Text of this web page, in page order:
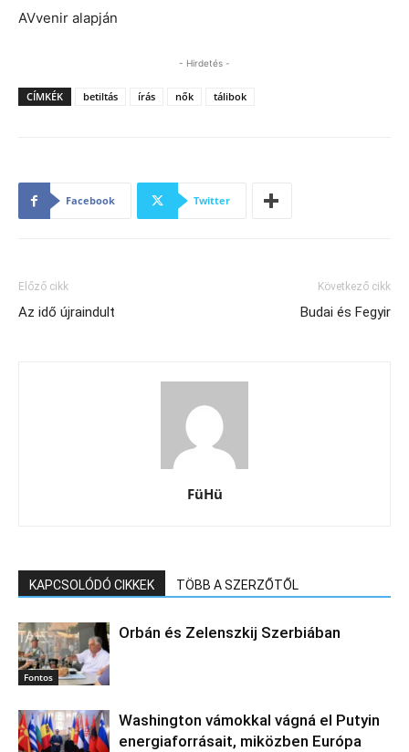
AVvenir alapján
- Hirdetés -
CÍMKÉK betiltás írás nők tálibok
Facebook Twitter
Előző cikk
Az idő újraindult
Következő cikk
Budai és Fegyir
FüHü
KAPCSOLÓDÓ CIKKEK TÖBB A SZERZŐTŐL
Fontos
Orbán és Zelenszkij Szerbiában
Washington vámokkal vágná el Putyin
energiaforrásait, miközben Európa